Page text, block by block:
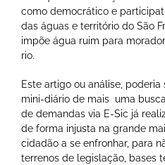
como democrático e
das águas e território do São
impõe água ruim para
rio.
Este artigo ou análise,
mini-diário de mais uma
de demandas via E-Sic já
de forma injusta na grande
cidadão a se enfronhar, para
terrenos de legislação, bases